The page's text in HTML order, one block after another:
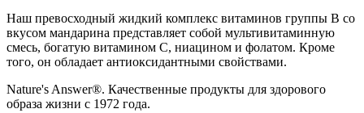
Наш превосходный жидкий комплекс витаминов группы B со
вкусом мандарина представляет собой мультивитаминную
смесь, богатую витамином C, ниацином и фолатом. Кроме
того, он обладает антиоксидантными свойствами.
Nature's Answer®. Качественные продукты для здорового
образа жизни с 1972 года.